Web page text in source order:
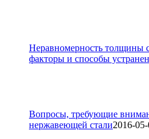
Неравномерность толщины
факторы и способы
Вопросы, требующие
нержавеющей стали2016-